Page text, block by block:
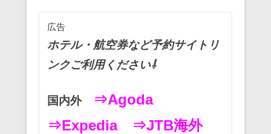
b
o
o
k
広告
ホテル・航空券など予約サイトリ
ンクご利用ください⇩
国内外
⇒Agoda
⇒Expedia
⇒JTB海外